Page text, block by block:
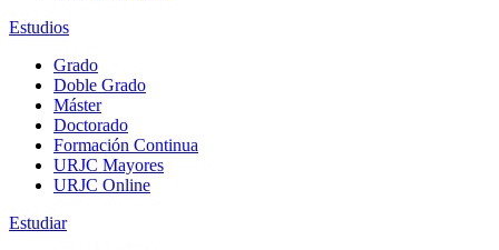
Estudios
Grado
Doble Grado
Máster
Doctorado
Formación Continua
URJC Mayores
URJC Online
Estudiar